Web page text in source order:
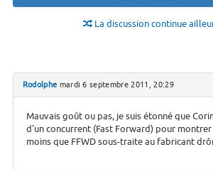
La discussion continue
Rodolphe mardi 6 septembre 2011, 20:29
Mauvais goût ou pas, je suis étonné que
d'un concurrent (Fast Forward) pour montrer
moins que FFWD sous-traite au fabricant